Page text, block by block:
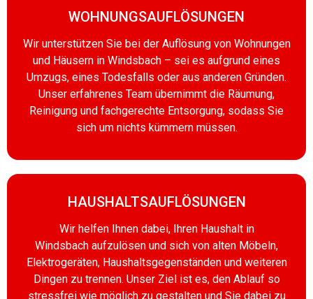
WOHNUNGSAUFLÖSUNGEN
Wir unterstützen Sie bei der Auflösung von Wohnungen
und Häusern in Windsbach – sei es aufgrund eines
Umzugs, eines Todesfalls oder aus anderen Gründen.
Unser erfahrenes Team übernimmt die Räumung,
Reinigung und fachgerechte Entsorgung, sodass Sie
sich um nichts kümmern müssen.
HAUSHALTSAUFLÖSUNGEN
Wir helfen Ihnen dabei, Ihren Haushalt in
Windsbach aufzulösen und sich von alten Möbeln,
Elektrogeräten, Haushaltsgegenständen und weiteren
Dingen zu trennen. Unser Ziel ist es, den Ablauf so
stressfrei wie möglich zu gestalten und Sie dabei zu